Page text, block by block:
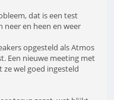
dat is een test
neer en heen en weer
opgesteld als Atmos
Een nieuwe meeting met
wel goed ingesteld